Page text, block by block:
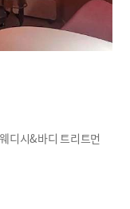
디시&바디 트리트먼